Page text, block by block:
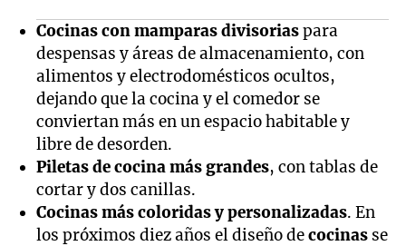
Cocinas con mamparas divisoriaspara
despensas y áreas de almacenamiento, con
alimentos y electrodomésticos ocultos,
dejando que la cocina y el comedor se
conviertan más en un espacio habitable y
libre de desorden.
Piletas de cocina más grandes, con tablas de
cortar y dos canillas.
Cocinas más coloridas y personalizadas. En
los próximos diez años el diseño decocinas se